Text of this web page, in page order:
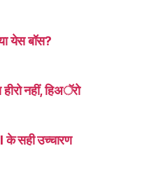
येस बॉस?
नहीं, हिअॅरो
सही उच्चारण